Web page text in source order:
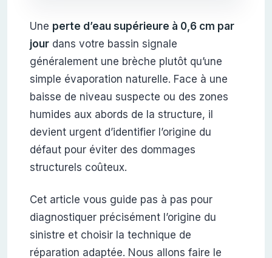
Une perte d’eau supérieure à 0,6 cm par
jourdans votre bassin signale
généralement une brèche plutôt qu’une
simple évaporation naturelle. Face à une
baisse de niveau suspecte ou des zones
humides aux abords de la structure, il
devient urgent d’identifier l’origine du
défaut pour éviter des dommages
structurels coûteux.
Cet article vous guide pas à pas pour
diagnostiquer précisément l’origine du
sinistre et choisir la technique de
réparation adaptée. Nous allons faire le